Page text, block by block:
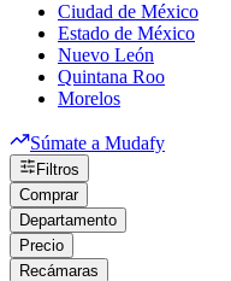
Ciudad de México
Estado de México
Nuevo León
Quintana Roo
Morelos
Súmate a Mudafy
Filtros
Comprar
Departamento
Precio
Recámaras